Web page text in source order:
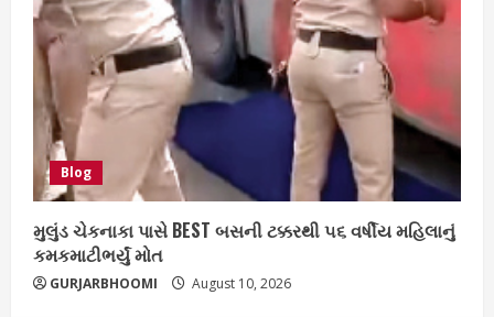
Blog
મુલુંડ ચેકનાકા પાસે BEST બસની ટક્કરથી ૫૬ વર્ષીય મહિલાનું
કમકમાટીભર્યું મોત
GURJARBHOOMI August 10, 2026